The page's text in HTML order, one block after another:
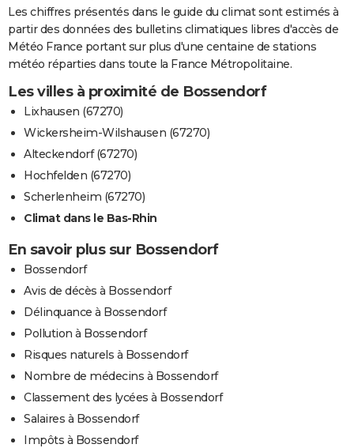
Les chiffres présentés dans le guide du climat sont estimés à
partir des données des bulletins climatiques libres d'accès de
Météo France portant sur plus d'une centaine de stations
météo réparties dans toute la France Métropolitaine.
Les villes à proximité de Bossendorf
Lixhausen (67270)
Wickersheim-Wilshausen (67270)
Alteckendorf (67270)
Hochfelden (67270)
Scherlenheim (67270)
Climat dans le Bas-Rhin
En savoir plus sur Bossendorf
Bossendorf
Avis de décès à Bossendorf
Délinquance à Bossendorf
Pollution à Bossendorf
Risques naturels à Bossendorf
Nombre de médecins à Bossendorf
Classement des lycées à Bossendorf
Salaires à Bossendorf
Impôts à Bossendorf